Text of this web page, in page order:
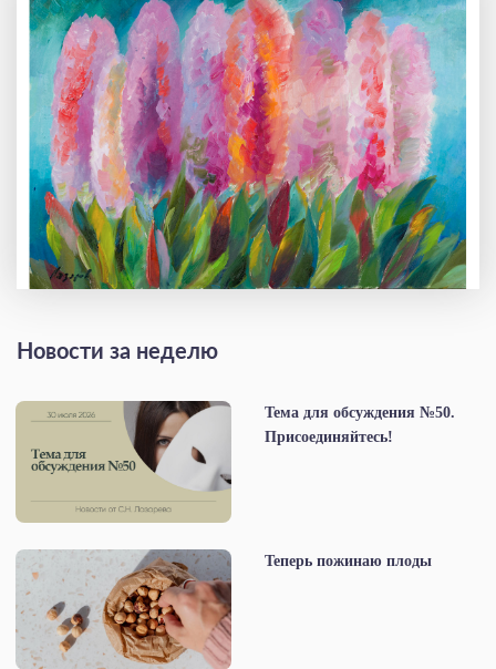
Новости за неделю
Тема для обсуждения №50.
Присоединяйтесь!
Теперь пожинаю плоды